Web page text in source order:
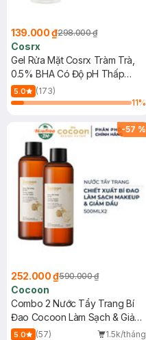
139.000 ₫298.000 ₫
Cosrx
Gel Rửa Mặt Cosrx Tràm Trà,
0.5% BHA Có Độ pH Thấp
150ml
5.0
(173)
11%
-57 %
252.000 ₫590.000 ₫
Cocoon
Combo 2 Nước Tẩy Trang Bí
Đao Cocoon Làm Sạch & Giảm
Dầu 500ml
5.0 (57)
1.5k/tháng